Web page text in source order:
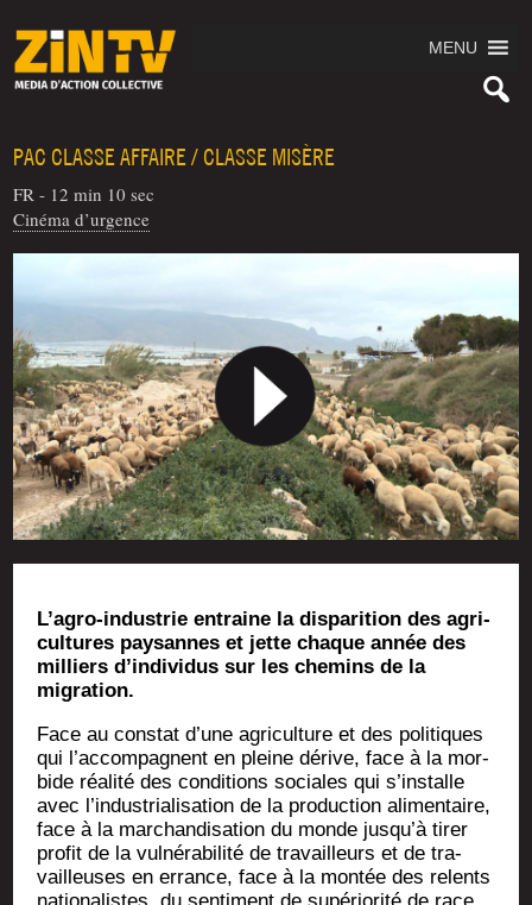
MENU
PAC CLASSE AFFAIRE / CLASSE MISÈRE
FR - 12 min 10 sec
Cinéma d’urgence
L’a­gro-indus­trie entraine la dis­pa­ri­tion des agri­
cul­tures pay­sannes et jette chaque année des
mil­liers d’in­di­vi­dus sur les che­mins de la
migration.
Face au constat d’une agri­cul­ture et des poli­tiques
qui l’accompagnent en pleine dérive, face à la mor­
bide réa­li­té des condi­tions sociales qui s’installe
avec l’industrialisation de la pro­duc­tion ali­men­taire,
face à la mar­chan­di­sa­tion du monde jusqu’à tirer
pro­fit de la vul­né­ra­bi­li­té de tra­vailleurs et de tra­
vailleuses en errance, face à la mon­tée des relents